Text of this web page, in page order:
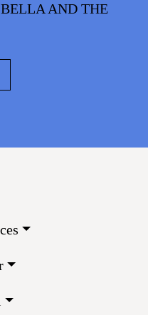
AND THE